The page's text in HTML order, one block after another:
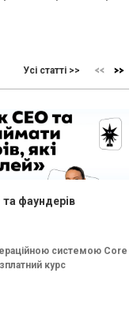
Усі статті >>
та фаундерів
системою Core
курс